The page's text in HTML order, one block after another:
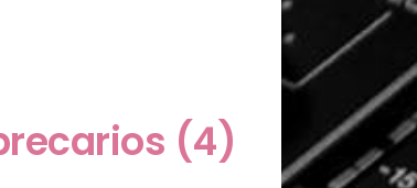
(4)